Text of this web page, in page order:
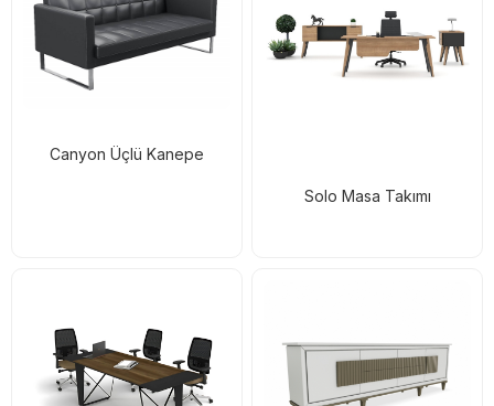
Canyon Üçlü Kanepe
Solo Masa Takımı